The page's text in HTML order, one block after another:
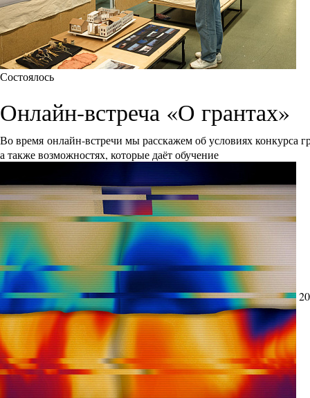
Состоялось
Онлайн-встреча «О грантах»
Во время онлайн-встречи мы расскажем об условиях
а также возможностях, которые даёт обучение